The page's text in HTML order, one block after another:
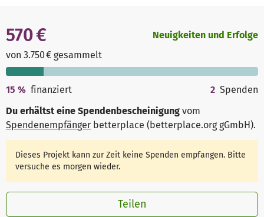
570 €
von 3.750 € gesammelt
Neuigkeiten und Erfolge
15 % finanziert 2 Spenden
Du erhältst eine Spendenbescheinigung vom
Spendenempfänger betterplace (betterplace.org gGmbH).
Dieses Projekt kann zur Zeit keine Spenden empfangen. Bitte
versuche es morgen wieder.
Teilen